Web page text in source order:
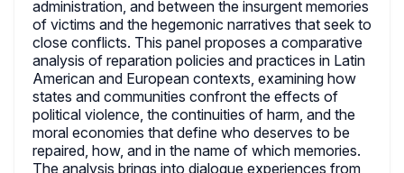
administration, and between the insurgent memories
of victims and the hegemonic narratives that seek to
close conflicts. This panel proposes a comparative
analysis of reparation policies and practices in Latin
American and European contexts, examining how
states and communities confront the effects of
political violence, the continuities of harm, and the
moral economies that define who deserves to be
repaired, how, and in the name of which memories.
The analysis brings into dialogue experiences from